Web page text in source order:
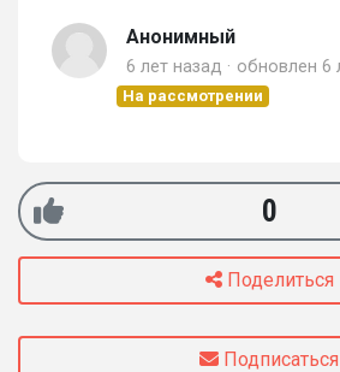
Анонимный
6 лет назад обновлен 6
На рассмотрении
0
Поделиться
Подписаться